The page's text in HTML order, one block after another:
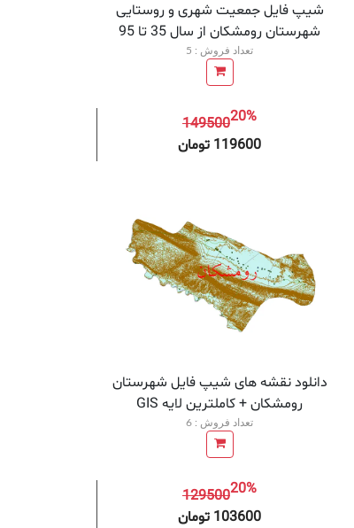
شیپ فایل جمعیت شهری و روستایی
شهرستان رومشکان از سال 35 تا 95
تعداد فروش : 5
14950020%
119600 تومان
دانلود نقشه های شیپ فایل شهرستان
رومشکان + کاملترین لایه GIS
تعداد فروش : 6
12950020%
103600 تومان